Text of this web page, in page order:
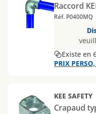
Raccord
Réf. P0400MQ
Existe en
PRIX
KEE SAFETY
Crapaud